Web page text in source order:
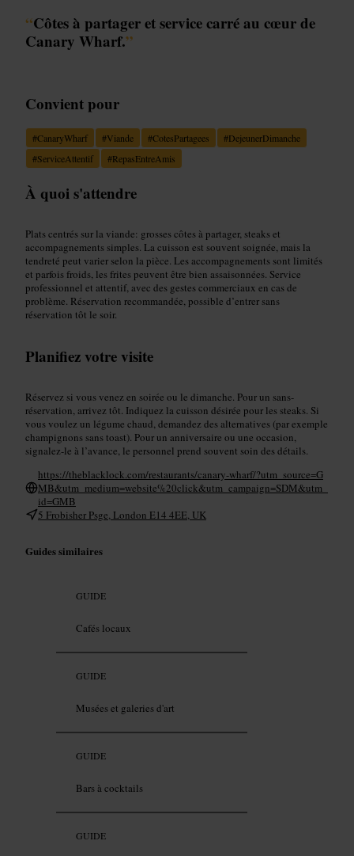
“Côtes à partager et service carré au cœur de
Canary Wharf.”
Convient pour
#CanaryWharf #Viande #CotesPartagees #DejeunerDimanche
#ServiceAttentif #RepasEntreAmis
À quoi s'attendre
Plats centrés sur la viande: grosses côtes à partager, steaks et
accompagnements simples. La cuisson est souvent soignée, mais la
tendreté peut varier selon la pièce. Les accompagnements sont limités
et parfois froids, les frites peuvent être bien assaisonnées. Service
professionnel et attentif, avec des gestes commerciaux en cas de
problème. Réservation recommandée, possible d’entrer sans
réservation tôt le soir.
Planifiez votre visite
Réservez si vous venez en soirée ou le dimanche. Pour un sans-
réservation, arrivez tôt. Indiquez la cuisson désirée pour les steaks. Si
vous voulez un légume chaud, demandez des alternatives (par exemple
champignons sans toast). Pour un anniversaire ou une occasion,
signalez-le à l’avance, le personnel prend souvent soin des détails.
https://theblacklock.com/restaurants/canary-wharf/?utm_source=G
MB&utm_medium=website%20click&utm_campaign=SDM&utm_
id=GMB
5 Frobisher Psge, London E14 4EE, UK
Guides similaires
GUIDE
Cafés locaux
GUIDE
Musées et galeries d'art
GUIDE
Bars à cocktails
GUIDE